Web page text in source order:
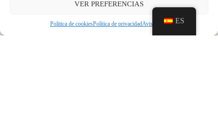
VER PREFERENCIAS
Politica de cookiesPolítica de privacidadAviso legal ES